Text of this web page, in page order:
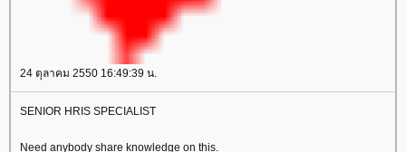
24 ตุลาคม 2550 16:49:39 น.
SENIOR HRIS SPECIALIST
Need anybody share knowledge on this.